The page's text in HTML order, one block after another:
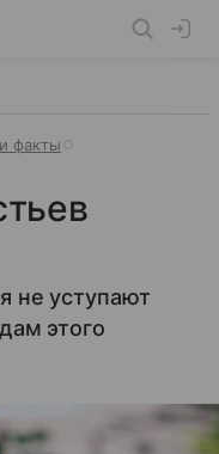
факты
не уступают
этого